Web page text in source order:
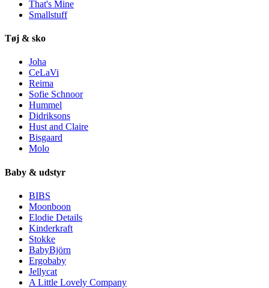
That's Mine
Smallstuff
Tøj & sko
Joha
CeLaVi
Reima
Sofie Schnoor
Hummel
Didriksons
Hust and Claire
Bisgaard
Molo
Baby & udstyr
BIBS
Moonboon
Elodie Details
Kinderkraft
Stokke
BabyBjörn
Ergobaby
Jellycat
A Little Lovely Company